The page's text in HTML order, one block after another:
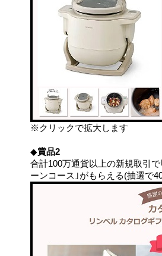
※クリックで拡大します
◆賞品2
合計100万通貨以上の新規取引
ーンコース｣がもらえる(抽選で